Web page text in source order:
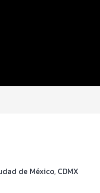
de México, CDMX